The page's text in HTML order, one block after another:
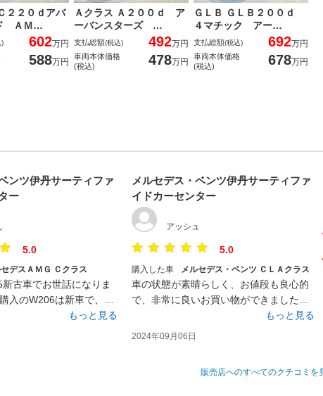
２２０ｄアバ
ＡＭ…
) 602万円
588万円
Ａクラス Ａ２００ｄ ア
ーバンスターズ …
支払総額(税込) 492万円
車両本体価格
(税込)
478万円
ＧＬＢ ＧＬＢ２００ｄ
４マチック アー…
支払総額(税込) 692万円
車両本体価格
(税込)
678万円
ンツ伊丹サーティファ
ー
5.0
デスＡＭＧ Ｃクラス
古車でお世話になりま
入のW206は新車で、こ
のは二度目です。 スタッ
感じがよく信頼できま
もっと見る
メルセデス・ベンツ伊丹サーティファ
イドカーセンター
アッシュ
5.0
購入した車 メルセデス・ベンツ ＣＬＡクラス
車の状態が素晴らしく、お値段も良心的
で、非常に良いお買い物ができました。
ステキな車に出会えて満足しておりま
す。ご尽力を頂きましたご担当の方やデ
もっと見る
2024年09月06日
販売店へのすべてのクチコミを